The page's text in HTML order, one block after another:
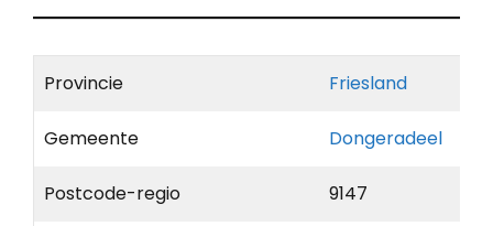
Provincie Friesland
Gemeente Dongeradeel
Postcode-regio 9147